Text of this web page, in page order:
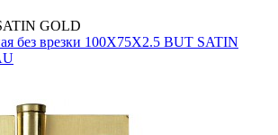
GOLD
без врезки 100X75X2.5 BUT SATIN